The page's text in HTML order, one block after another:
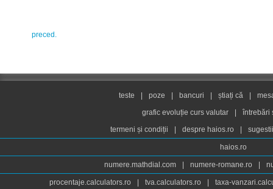
preced.
teste poze bancuri știați că
grafic evoluție curs valutar
întrebări
termeni și condiții
despre haios.ro
haios.ro
numere.mathdial.com numere-romane.ro
procentaje.calculators.ro tva.calculators.ro taxa-